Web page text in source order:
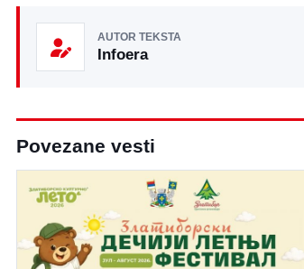
AUTOR TEKSTA
Infoera
Povezane vesti